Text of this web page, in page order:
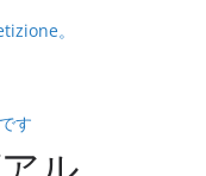
。
す